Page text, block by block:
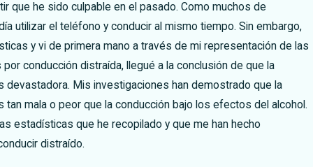
que he sido culpable en el pasado. Como muchos de
utilizar el teléfono y conducir al mismo tiempo. Sin embargo,
y vi de primera mano a través de mi representación de las
conducción distraída, llegué a la conclusión de que la
devastadora. Mis investigaciones han demostrado que la
tan mala o peor que la conducción bajo los efectos del alcohol.
estadísticas que he recopilado y que me han hecho
distraído.